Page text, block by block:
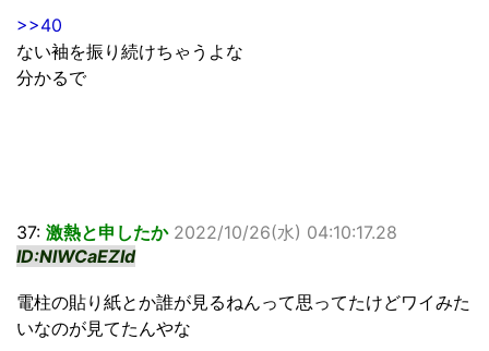
>>40
ない袖を振り続けちゃうよな
分かるで
37: 激熱と申したか 2022/10/26(水) 04:10:17.28
ID:NlWCaEZId
電柱の貼り紙とか誰が見るねんって思ってたけどワイみた
いなのが見てたんやな